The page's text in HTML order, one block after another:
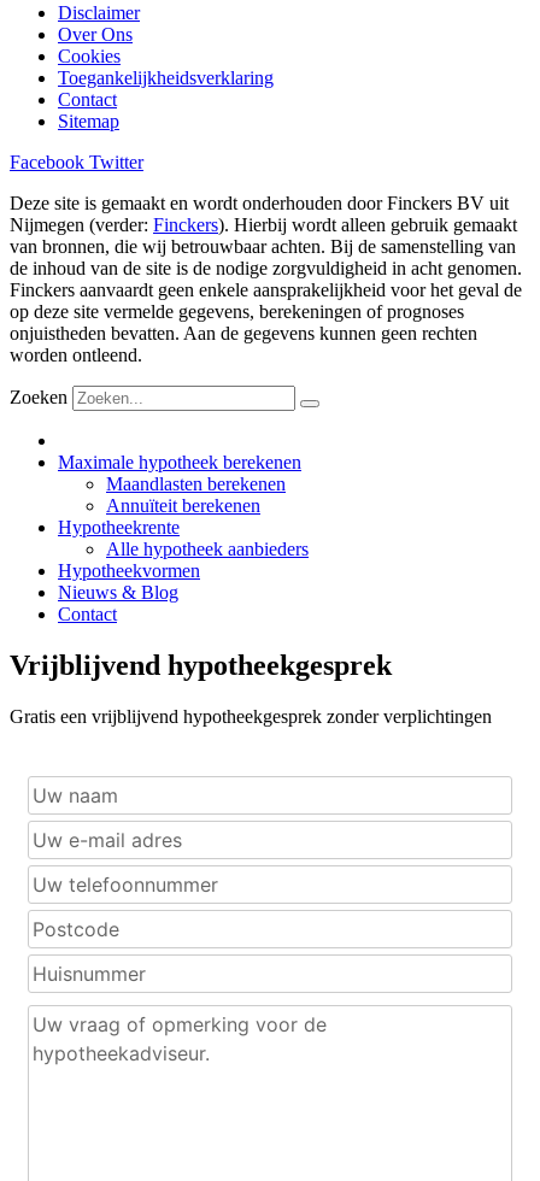
Disclaimer
Over Ons
Cookies
Toegankelijkheidsverklaring
Contact
Sitemap
Facebook Twitter
Deze site is gemaakt en wordt onderhouden door Finckers BV uit
Nijmegen (verder: Finckers). Hierbij wordt alleen gebruik gemaakt
van bronnen, die wij betrouwbaar achten. Bij de samenstelling van
de inhoud van de site is de nodige zorgvuldigheid in acht genomen.
Finckers aanvaardt geen enkele aansprakelijkheid voor het geval de
op deze site vermelde gegevens, berekeningen of prognoses
onjuistheden bevatten. Aan de gegevens kunnen geen rechten
worden ontleend.
Zoeken
Maximale hypotheek berekenen
Maandlasten berekenen
Annuïteit berekenen
Hypotheekrente
Alle hypotheek aanbieders
Hypotheekvormen
Nieuws & Blog
Contact
Vrijblijvend hypotheekgesprek
Gratis een vrijblijvend hypotheekgesprek zonder verplichtingen